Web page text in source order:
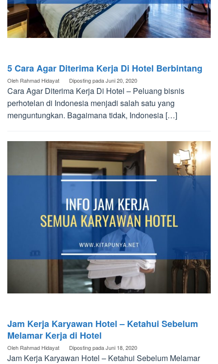
5 Cara Agar Diterima Kerja Di Hotel Berbintang
Oleh Rahmad Hidayat Diposting padaJuni 20, 2020
Cara Agar Diterima Kerja Di Hotel – Peluang bisnis
perhotelan di Indonesia menjadi salah satu yang
menguntungkan. Bagaimana tidak, Indonesia […]
Jam Kerja Karyawan Hotel – Ketahui Sebelum
Melamar Kerja di Hotel
Oleh Rahmad Hidayat Diposting padaJuni 18, 2020
Jam Kerja Karyawan Hotel – Ketahui Sebelum Melamar